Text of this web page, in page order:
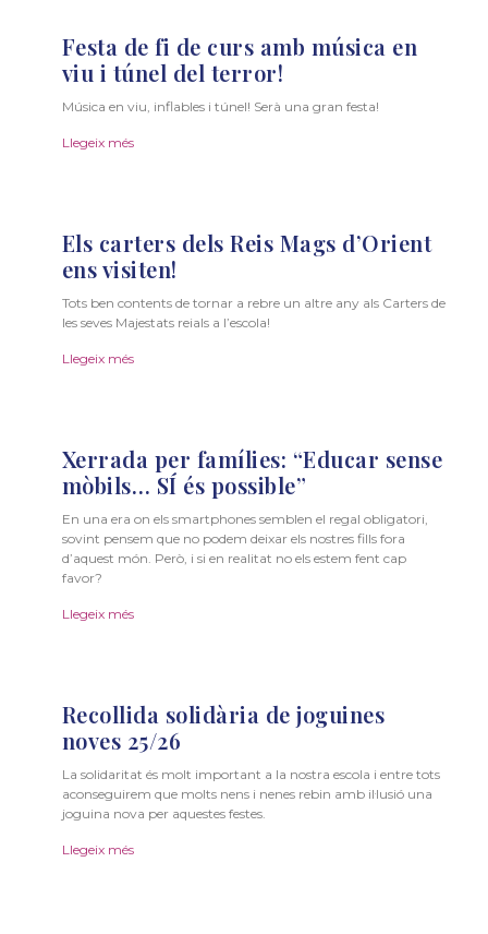
Festa de fi de curs amb música en
viu i túnel del terror!
Música en viu, inflables i túnel! Serà una gran festa!
Llegeix més
Els carters dels Reis Mags d’Orient
ens visiten!
Tots ben contents de tornar a rebre un altre any als Carters de
les seves Majestats reials a l’escola!
Llegeix més
Xerrada per famílies: “Educar sense
mòbils… SÍ és possible”
En una era on els smartphones semblen el regal obligatori,
sovint pensem que no podem deixar els nostres fills fora
d’aquest món. Però, i si en realitat no els estem fent cap
favor?
Llegeix més
Recollida solidària de joguines
noves 25/26
La solidaritat és molt important a la nostra escola i entre tots
aconseguirem que molts nens i nenes rebin amb il·lusió una
joguina nova per aquestes festes.
Llegeix més